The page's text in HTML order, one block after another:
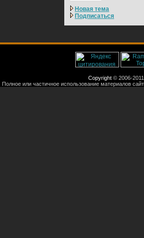
Новая тема
Подписаться
Copyright © 2006-
Полное или частичное использование материалов